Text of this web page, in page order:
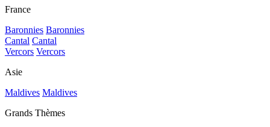
France
Baronnies Baronnies
Cantal Cantal
Vercors Vercors
Asie
Maldives Maldives
Grands Thèmes